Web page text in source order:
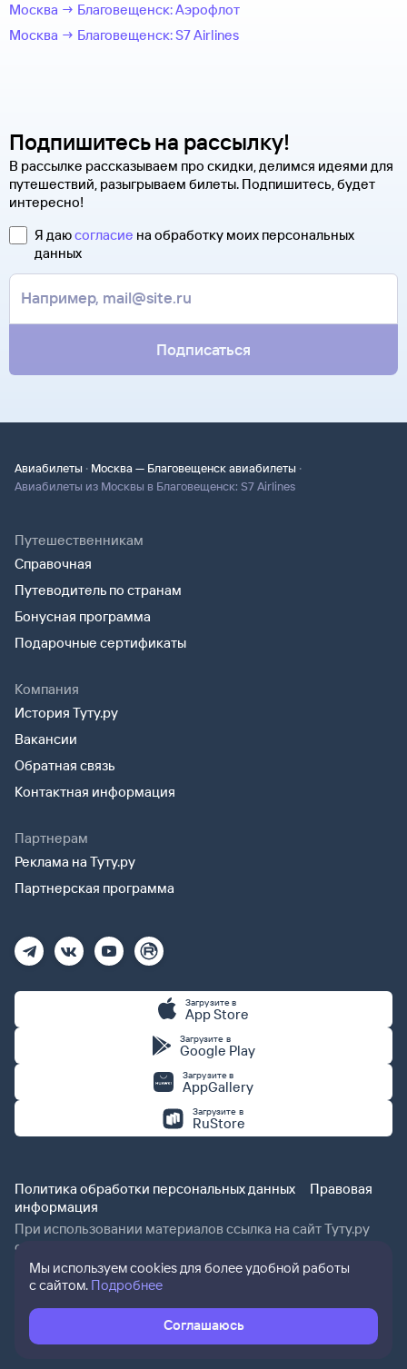
Москва → Благовещенск: Аэрофлот
Москва → Благовещенск: S7 Airlines
Подпишитесь на рассылку!
В рассылке рассказываем про скидки, делимся идеями для
путешествий, разыгрываем билеты. Подпишитесь, будет
интересно!
Я даюсогласие на обработку моих персональных
данных
Подписаться
Авиабилеты · Москва — Благовещенск авиабилеты ·
Авиабилеты из Москвы в Благовещенск: S7 Airlines
Путешественникам
Справочная
Путеводитель по странам
Бонусная программа
Подарочные сертификаты
Компания
История Туту.ру
Вакансии
Обратная связь
Контактная информация
Партнерам
Реклама на Туту.ру
Партнерская программа
Загрузите в
App Store
Загрузите в
Google Play
Загрузите в
AppGallery
Загрузите в
RuStore
Политика обработки персональных данных
Правовая
информация
При использовании материалов ссылка на сайт Туту.ру
обязательна.
Мы используем cookies для более удобной работы
с сайтом. Подробнее
Соглашаюсь